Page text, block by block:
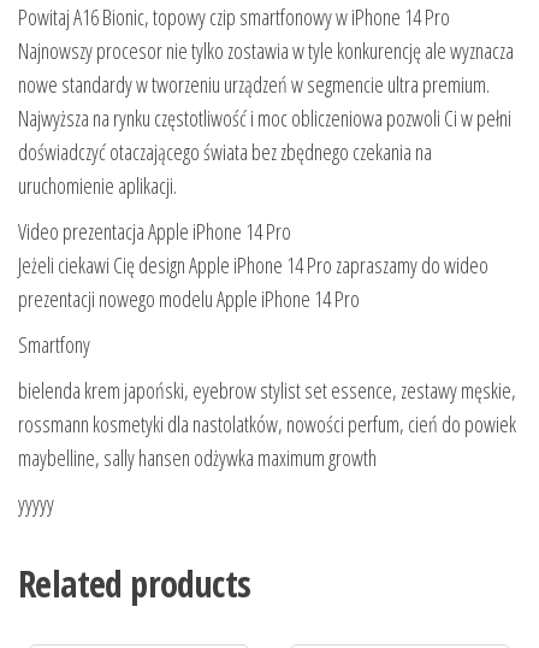
Powitaj A16 Bionic, topowy czip smartfonowy w iPhone 14 Pro
Najnowszy procesor nie tylko zostawia w tyle konkurencję ale wyznacza
nowe standardy w tworzeniu urządzeń w segmencie ultra premium.
Najwyższa na rynku częstotliwość i moc obliczeniowa pozwoli Ci w pełni
doświadczyć otaczającego świata bez zbędnego czekania na
uruchomienie aplikacji.
Video prezentacja Apple iPhone 14 Pro
Jeżeli ciekawi Cię design Apple iPhone 14 Pro zapraszamy do wideo
prezentacji nowego modelu Apple iPhone 14 Pro
Smartfony
bielenda krem japoński, eyebrow stylist set essence, zestawy męskie,
rossmann kosmetyki dla nastolatków, nowości perfum, cień do powiek
maybelline, sally hansen odżywka maximum growth
yyyyy
Related products